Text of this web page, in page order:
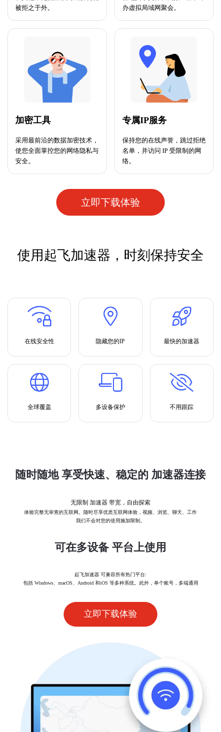
被拒之于外。
办虚拟局域网聚会。
加密工具
采用最前沿的数据加密技术，
使您全面掌控您的网络隐私与
安全。
专属IP服务
保持您的在线声誉，跳过拒绝
名单，并访问 IP 受限制的网
络。
立即下载体验
使用起飞加速器，时刻保持安全
在线安全性 隐藏您的IP 最快的加速器
全球覆盖 多设备保护 不用跟踪
随时随地 享受快速、稳定的 加速器连接
无限制 加速器 带宽，自由探索
体验完整无审查的互联网。随时尽享优质互联网体验，视频、浏览、聊天、工作
我们不会对您的使用施加限制。
可在多设备 平台上使用
起飞加速器 可兼容所有热门平台:
包括 Windows、macOS、Android 和iOS 等多种系统。此外，单个账号，多端通用
立即下载体验